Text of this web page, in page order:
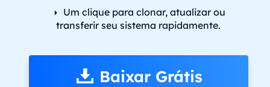
Um clique para clonar, atualizar ou
transferir seu sistema rapidamente.
Baixar Grátis